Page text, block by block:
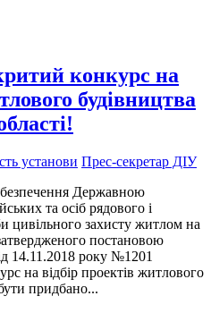
конкурс на
будівництва
установи Прес-секретар ДІУ
Державною
та осіб рядового і
цивільного захисту житлом на
постановою
14.11.2018 року №1201
на відбір проектів житлового
придбано...